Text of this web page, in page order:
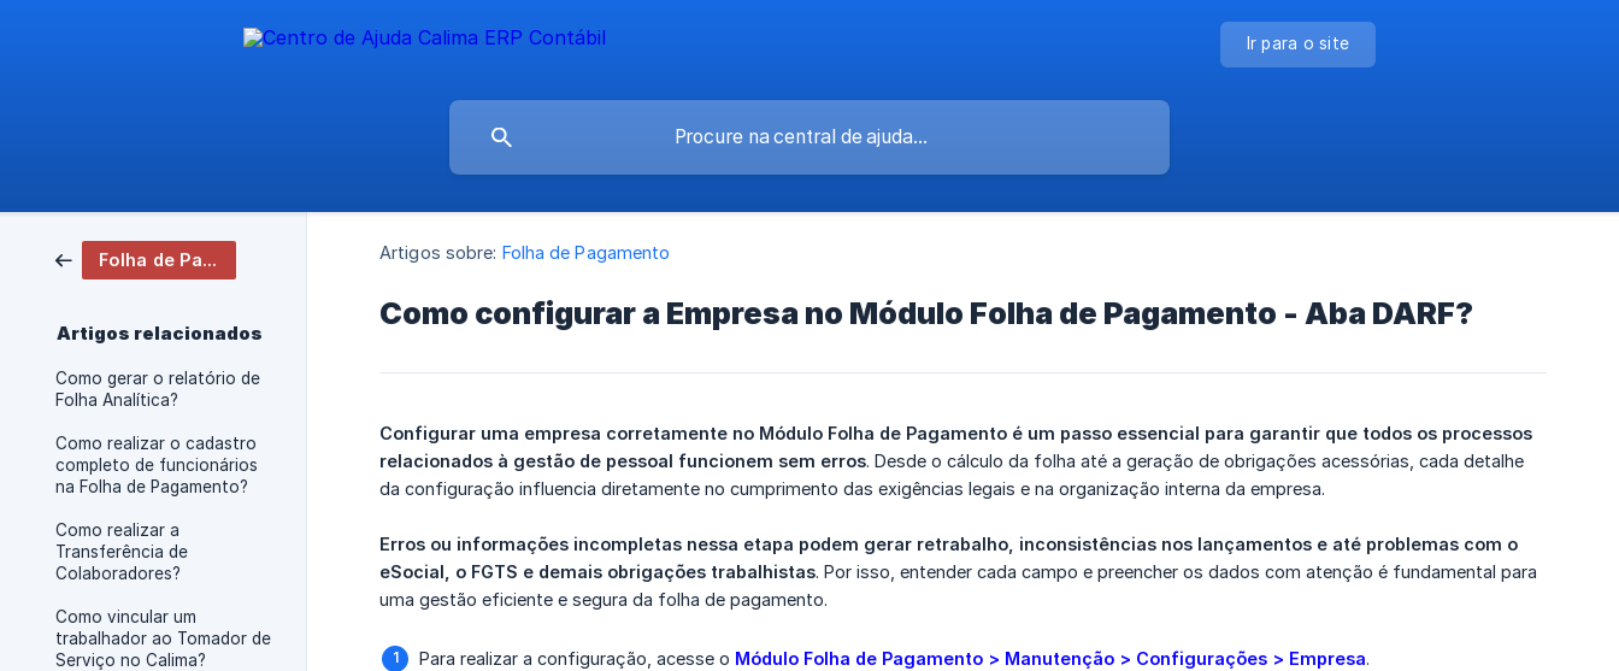
Ir para o site
Folha de Pagamento
Artigos relacionados
Como gerar o relatório de
Folha Analítica?
Como realizar o cadastro
completo de funcionários
na Folha de Pagamento?
Como realizar a
Transferência de
Colaboradores?
Como vincular um
trabalhador ao Tomador de
Serviço no Calima?
Artigos sobre: Folha de Pagamento
Como configurar a Empresa no Módulo Folha de Pagamento - Aba DARF?
Configurar uma empresa corretamente no Módulo Folha de Pagamento é um passo essencial para garantir que todos os processos
relacionados à gestão de pessoal funcionem sem erros. Desde o cálculo da folha até a geração de obrigações acessórias, cada detalhe
da configuração influencia diretamente no cumprimento das exigências legais e na organização interna da empresa.
Erros ou informações incompletas nessa etapa podem gerar retrabalho, inconsistências nos lançamentos e até problemas com o
eSocial, o FGTS e demais obrigações trabalhistas. Por isso, entender cada campo e preencher os dados com atenção é fundamental para
uma gestão eficiente e segura da folha de pagamento.
Para realizar a configuração, acesse o Módulo Folha de Pagamento > Manutenção > Configurações > Empresa.